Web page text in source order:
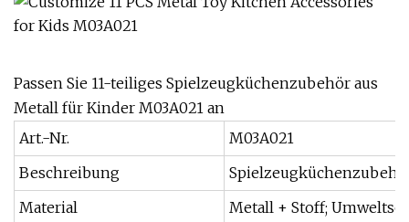
Passen Sie 11-teiliges Spielzeugküchenzubehör aus
Metall für Kinder M03A021 an
Art.-Nr.
M03A021
Beschreibung
Material
Metall + Stoff;